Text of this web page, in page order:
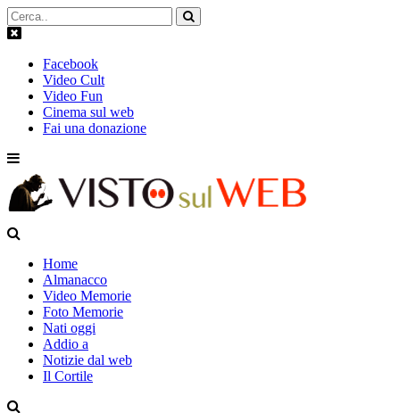
Facebook
Video Cult
Video Fun
Cinema sul web
Fai una donazione
Home
Almanacco
Video Memorie
Foto Memorie
Nati oggi
Addio a
Notizie dal web
Il Cortile